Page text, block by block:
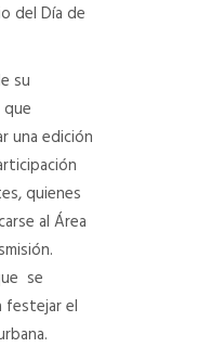
del Día de
su
una edición
quienes
al Área
se
festejar el